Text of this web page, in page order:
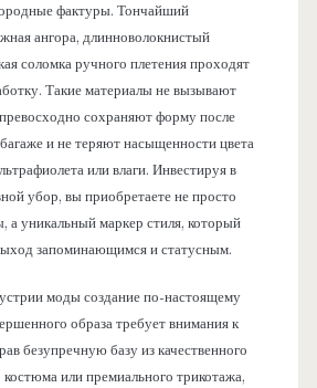
фактуры. Тончайший
ангора, длинноволокнистый
соломка ручного плетения проходят
Такие материалы не вызывают
сохраняют форму после
и не теряют насыщенности цвета
или влаги. Инвестируя в
убор, вы приобретаете не просто
а уникальный маркер стиля, который
запоминающимся и статусным.
моды создание по-настоящему
образа требует внимания к
безупречную базу из качественного
костюма или премиального трикотажа,